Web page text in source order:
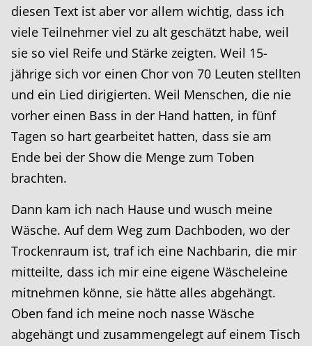
diesen Text ist aber vor allem wichtig, dass ich
viele Teilnehmer viel zu alt geschätzt habe, weil
sie so viel Reife und Stärke zeigten. Weil 15-
jährige sich vor einen Chor von 70 Leuten stellten
und ein Lied dirigierten. Weil Menschen, die nie
vorher einen Bass in der Hand hatten, in fünf
Tagen so hart gearbeitet hatten, dass sie am
Ende bei der Show die Menge zum Toben
brachten.
Dann kam ich nach Hause und wusch meine
Wäsche. Auf dem Weg zum Dachboden, wo der
Trockenraum ist, traf ich eine Nachbarin, die mir
mitteilte, dass ich mir eine eigene Wäscheleine
mitnehmen könne, sie hätte alles abgehängt.
Oben fand ich meine noch nasse Wäsche
abgehängt und zusammengelegt auf einem Tisch